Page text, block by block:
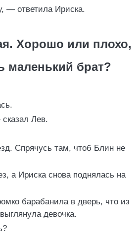
— ответила Ириска.
Хорошо или плохо,
маленький брат?
Лев.
Спрячусь там, чтоб Блин не
а Ириска снова поднялась на
барабанила в дверь, что из
девочка.